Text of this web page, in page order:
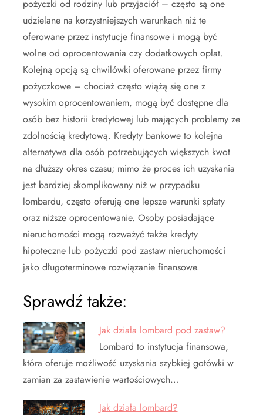
pożyczki od rodziny lub przyjaciół – często są one
udzielane na korzystniejszych warunkach niż te
oferowane przez instytucje finansowe i mogą być
wolne od oprocentowania czy dodatkowych opłat.
Kolejną opcją są chwilówki oferowane przez firmy
pożyczkowe – chociaż często wiążą się one z
wysokim oprocentowaniem, mogą być dostępne dla
osób bez historii kredytowej lub mających problemy ze
zdolnością kredytową. Kredyty bankowe to kolejna
alternatywa dla osób potrzebujących większych kwot
na dłuższy okres czasu; mimo że proces ich uzyskania
jest bardziej skomplikowany niż w przypadku
lombardu, często oferują one lepsze warunki spłaty
oraz niższe oprocentowanie. Osoby posiadające
nieruchomości mogą rozważyć także kredyty
hipoteczne lub pożyczki pod zastaw nieruchomości
jako długoterminowe rozwiązanie finansowe.
Sprawdź także:
Jak działa lombard pod zastaw?
Lombard to instytucja finansowa,
która oferuje możliwość uzyskania szybkiej gotówki w
zamian za zastawienie wartościowych…
Jak działa lombard?